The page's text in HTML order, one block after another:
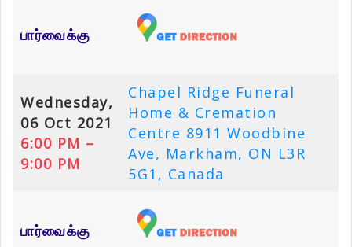
பார்வைக்கு
Wednesday,
06 Oct 2021
6:00 PM –
9:00 PM
Chapel Ridge Funeral
Home & Cremation
Centre 8911 Woodbine
Ave, Markham, ON L3R
5G1, Canada
பார்வைக்கு